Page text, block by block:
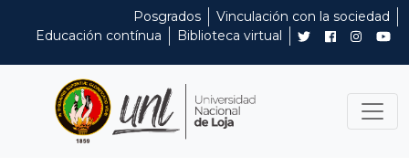
Posgrados
Vinculación con la sociedad
Educación contínua
Biblioteca virtual